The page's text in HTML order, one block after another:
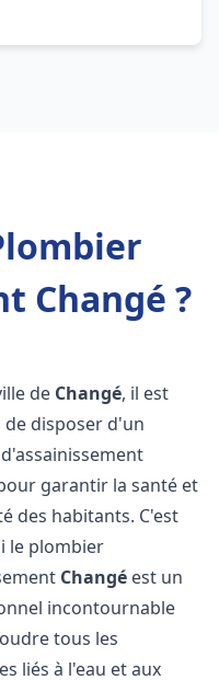
Changé ?
de Changé, il est
de disposer d'un
garantir la santé et
des habitants. C'est
le plombier
Changé est un
incontournable
tous les
liés à l'eau et aux